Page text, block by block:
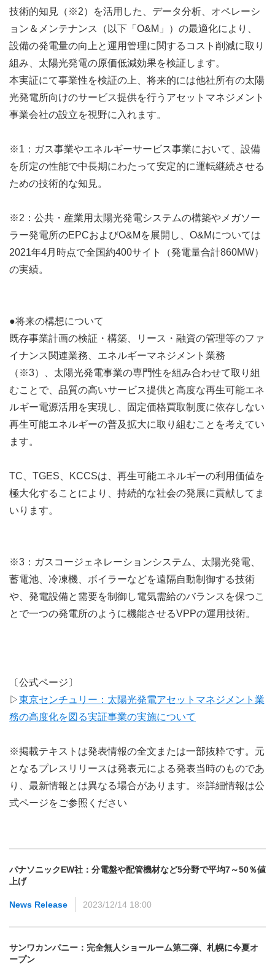
技術的知見（※2）を活用した、データ分析、オペレーシ
ョン＆メンテナンス（以下「O&M」）の最適化により、
設備の発電量の向上と運用管理に関するコスト削減に取り
組み、太陽光発電の原価低減効果を検証します。
本実証にて事業性を検証の上、将来的には他社所有の太陽
光発電所向けのサービス提供を行うアセットマネジメント
事業会社の設立を視野に入れます。
※1：ガス事業やエネルギーサービス事業において、設備
を所定の性能で中長期にわたって安定的に運転継続させる
ための技術的な知見。
※2：公共・産業用太陽光発電システムの構築やメガソー
ラー発電所のEPCおよびO&Mを展開し、O&Mについては
2021年4月時点で全国約400サイト（発電量合計860MW）
の実績。
●将来の構想について
既存事業計画の検証・構築、リース・融資の管理等のファ
イナンス関連業務、エネルギーマネジメント業務
（※3）、太陽光発電事業の専門性を組み合わせて取り組
むことで、品質の高いサービス提供と高度な再生可能エネ
ルギー電源活用を実現し、固定価格買取制度に依存しない
再生可能エネルギーの普及拡大に取り組むことを考えてい
ます。
TC、TGES、KCCSは、再生可能エネルギーの利用価値を
極大化することにより、持続的な社会の発展に貢献してま
いります。
※3：ガスコージェネレーションシステム、太陽光発電、
蓄電池、冷凍機、ボイラーなどを遠隔自動制御する技術
や、発電設備と需要を制御し電気需給のバランスを保つこ
とで一つの発電所のように機能させるVPPの運用技術。
〔公式ページ〕
▷東京センチュリー：太陽光発電アセットマネジメント業
務の高度化を図る実証事業の実施について
※掲載テキストは発表情報の全文または一部抜粋です。元
となるプレスリリースは発表元による発表当時のものであ
り、最新情報とは異なる場合があります。※詳細情報は公
式ページをご参照ください
パナソニックEW社：分電盤や配管機材など5分野で平均7～50％値
上げ
News Release 2023/12/14 18:00
サンワカンパニー：完全無人ショールーム第二弾、札幌に今夏オ
ープン